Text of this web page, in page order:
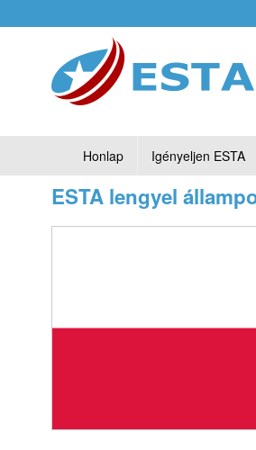
Honlap Igényeljen ESTA
ESTA lengyel